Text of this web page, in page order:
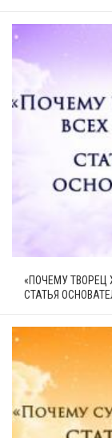
«ПОЧЕМУ ТВОРЕЦ
СТАТЬЯ